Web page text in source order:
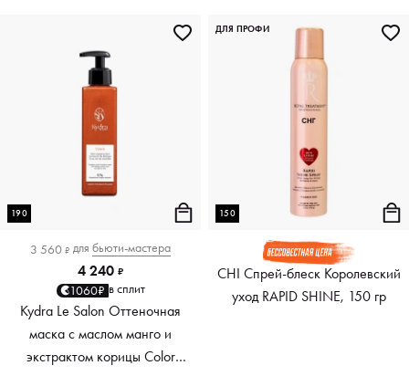
190
3 560 ₽ для бьюти-мастера
4 240 ₽
1060₽ в сплит
Kydra Le Salon Оттеночная
маска с маслом манго и
экстрактом корицы Color
150
CHI Спрей-блеск Королевский
уход RAPID SHINE, 150 гр
ДЛЯ ПРОФИ